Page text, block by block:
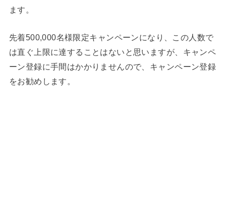
ます。
先着500,000名様限定キャンペーンになり、この人数で
は直ぐ上限に達することはないと思いますが、キャンペ
ーン登録に手間はかかりませんので、キャンペーン登録
をお勧めします。